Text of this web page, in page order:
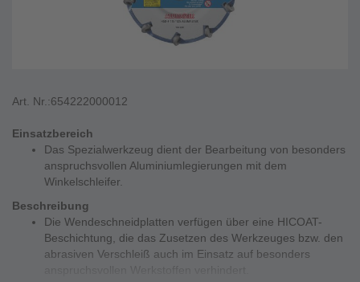
Art. Nr.:654222000012
Einsatzbereich
Das Spezialwerkzeug dient der Bearbeitung von besonders
anspruchsvollen Aluminiumlegierungen mit dem
Winkelschleifer.
Beschreibung
Die Wendeschneidplatten verfügen über eine HICOAT-
Beschichtung, die das Zusetzen des Werkzeuges bzw. den
abrasiven Verschleiß auch im Einsatz auf besonders